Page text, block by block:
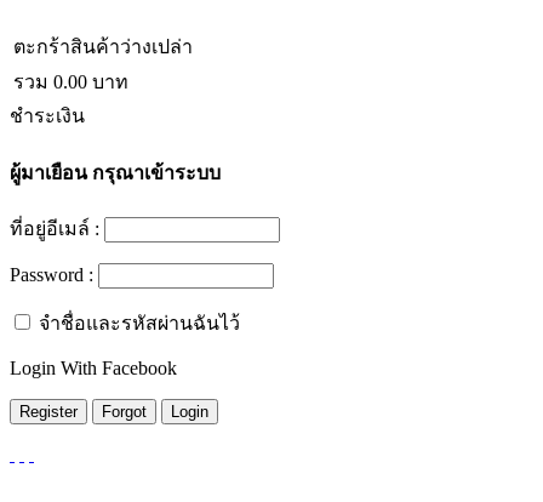
ตะกร้าสินค้าว่างเปล่า
รวม 0.00 บาท
ชำระเงิน
ผู้มาเยือนกรุณาเข้าระบบ
ที่อยู่อีเมล์ :
Password :
จำชื่อและรหัสผ่านฉันไว้
Login With Facebook